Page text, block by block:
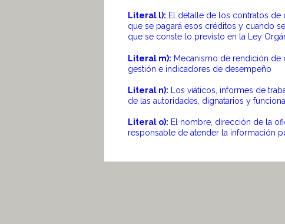
Literal l): El detalle de los contratos
que se pagará esos créditos y cuando
que se conste lo previsto en la Ley
Literal m): Mecanismo de rendición de
gestión e indicadores de desempeño
Literal n): Los viáticos, informes de
de las autoridades, dignatarios y
Literal o): El nombre, dirección de la
responsable de atender la información